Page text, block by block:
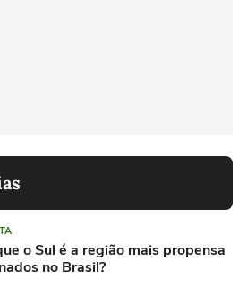
o Sul é a região mais propensa
no Brasil?